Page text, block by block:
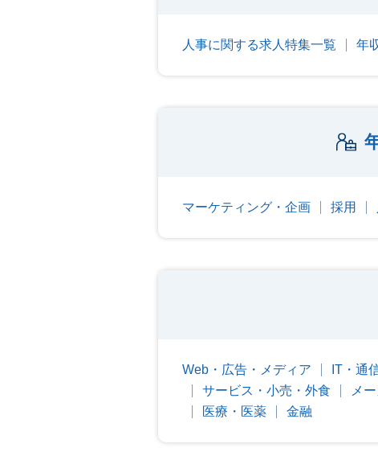
人事に関する求人特集一覧 年
マーケティング・企画 採用
Web・広告・メディア IT・通
サービス・小売・外食
メ
医療・医薬
金融